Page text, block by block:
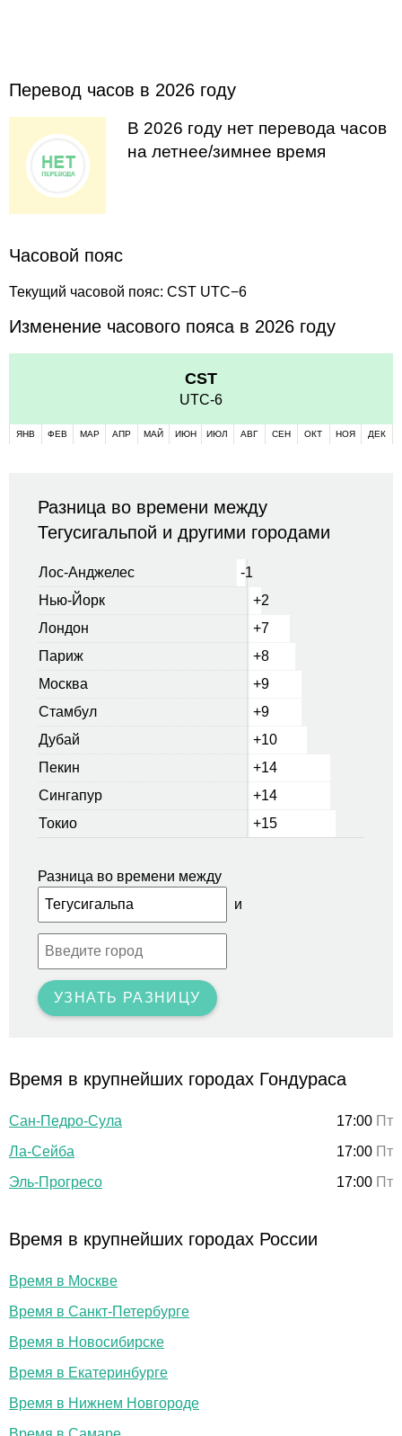
Перевод часов в 2026 году
В 2026 году нет перевода часов
на летнее/зимнее время
Часовой пояс
Текущий часовой пояс: CST UTC−6
Изменение часового пояса в 2026 году
CST
UTC-6
ЯНВ ФЕВ МАР АПР МАЙ ИЮН ИЮЛ АВГ СЕН ОКТ НОЯ ДЕК
Разница во времени между
Тегусигальпой и другими городами
Лос-Анджелес
-1
Нью-Йорк
+2
Лондон
+7
Париж
+8
Москва
+9
Стамбул
+9
Дубай
+10
Пекин
+14
Сингапур
+14
Токио
+15
Разница во времени между
и
УЗНАТЬ РАЗНИЦУ
Время в крупнейших городах Гондураса
Сан-Педро-Сула 17:00 Пт
Ла-Сейба
17:00 Пт
Эль-Прогресо
17:00 Пт
Время в крупнейших городах России
Время в Москве
Время в Санкт-Петербурге
Время в Новосибирске
Время в Екатеринбурге
Время в Нижнем Новгороде